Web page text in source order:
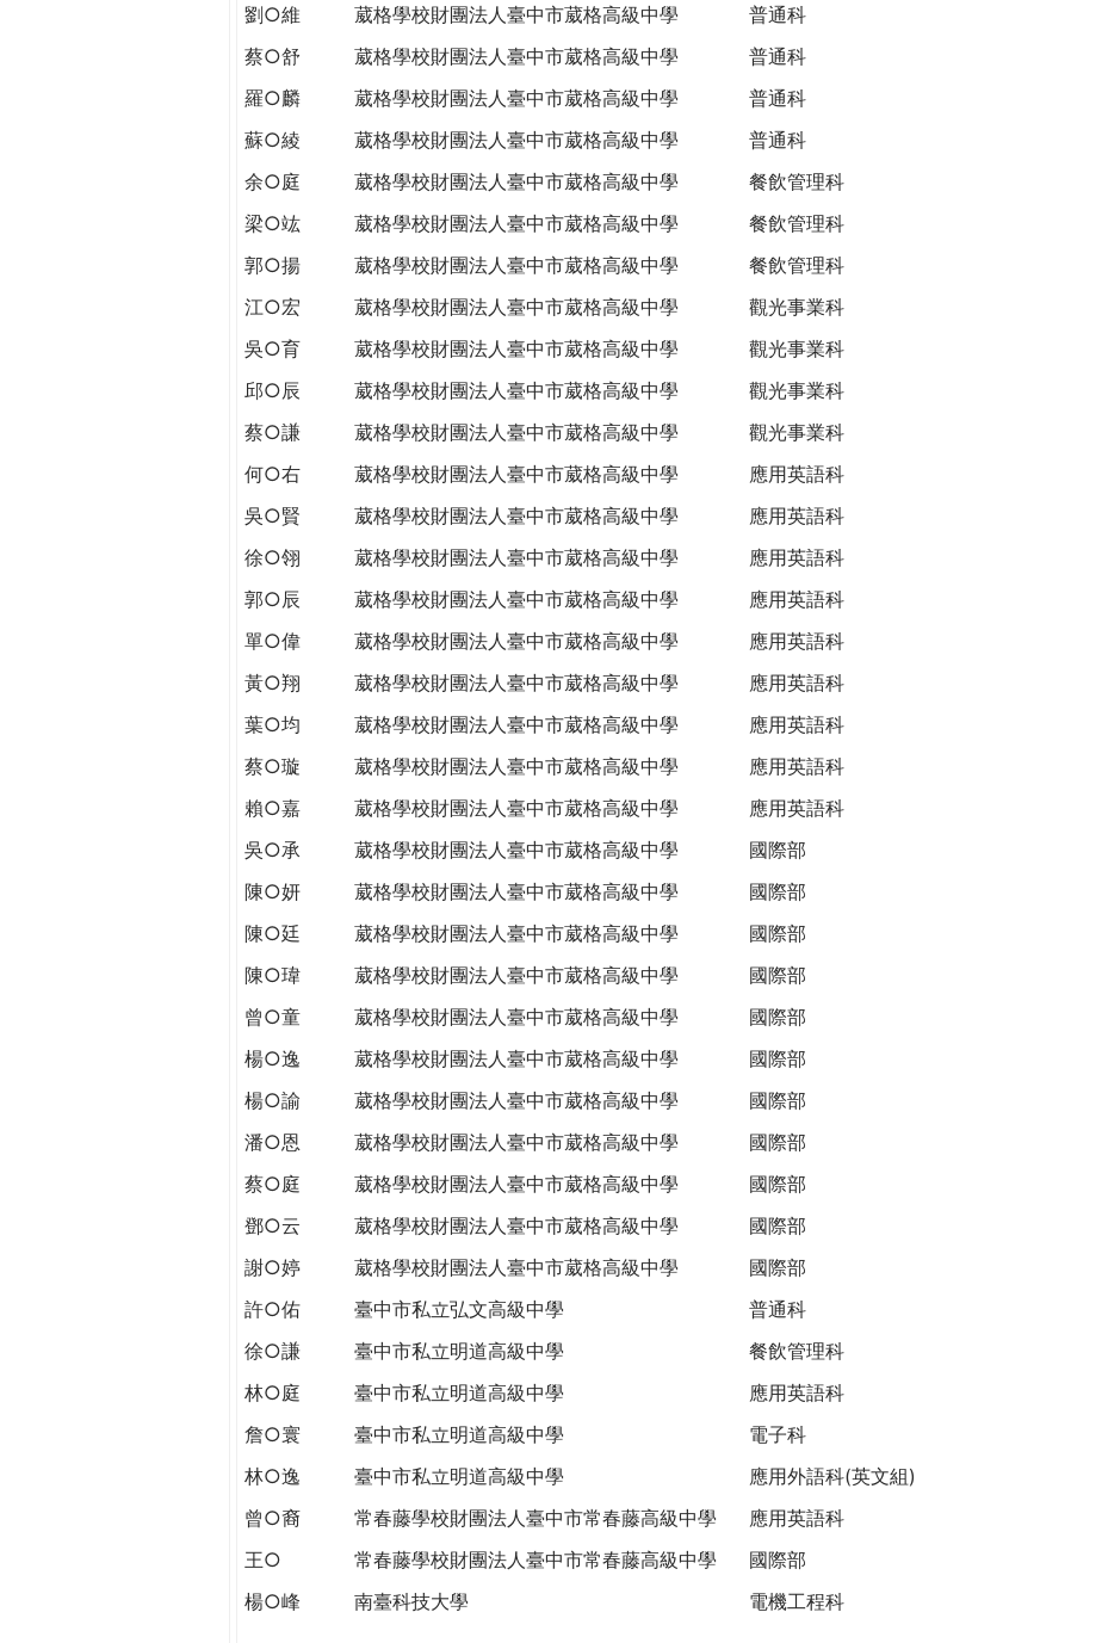
劉○維
葳格學校財團法人臺中市葳格高級中學
普通科
蔡○舒
葳格學校財團法人臺中市葳格高級中學
普通科
羅○麟
葳格學校財團法人臺中市葳格高級中學
普通科
蘇○綾
葳格學校財團法人臺中市葳格高級中學
普通科
余○庭
葳格學校財團法人臺中市葳格高級中學
餐飲管理科
梁○竑
葳格學校財團法人臺中市葳格高級中學
餐飲管理科
郭○揚
葳格學校財團法人臺中市葳格高級中學
餐飲管理科
江○宏
葳格學校財團法人臺中市葳格高級中學
觀光事業科
吳○育
葳格學校財團法人臺中市葳格高級中學
觀光事業科
邱○辰
葳格學校財團法人臺中市葳格高級中學
觀光事業科
蔡○謙
葳格學校財團法人臺中市葳格高級中學
觀光事業科
何○右
葳格學校財團法人臺中市葳格高級中學
應用英語科
吳○賢
葳格學校財團法人臺中市葳格高級中學
應用英語科
徐○翎
葳格學校財團法人臺中市葳格高級中學
應用英語科
郭○辰
葳格學校財團法人臺中市葳格高級中學
應用英語科
單○偉
葳格學校財團法人臺中市葳格高級中學
應用英語科
黃○翔
葳格學校財團法人臺中市葳格高級中學
應用英語科
葉○均
葳格學校財團法人臺中市葳格高級中學
應用英語科
蔡○璇
葳格學校財團法人臺中市葳格高級中學
應用英語科
賴○嘉
葳格學校財團法人臺中市葳格高級中學
應用英語科
吳○承
葳格學校財團法人臺中市葳格高級中學
國際部
陳○妍
葳格學校財團法人臺中市葳格高級中學
國際部
陳○廷
葳格學校財團法人臺中市葳格高級中學
國際部
陳○瑋
葳格學校財團法人臺中市葳格高級中學
國際部
曾○童
葳格學校財團法人臺中市葳格高級中學
國際部
楊○逸
葳格學校財團法人臺中市葳格高級中學
國際部
楊○諭
葳格學校財團法人臺中市葳格高級中學
國際部
潘○恩
葳格學校財團法人臺中市葳格高級中學
國際部
蔡○庭
葳格學校財團法人臺中市葳格高級中學
國際部
鄧○云
葳格學校財團法人臺中市葳格高級中學
國際部
謝○婷
葳格學校財團法人臺中市葳格高級中學
國際部
許○佑
臺中市私立弘文高級中學
普通科
徐○謙
臺中市私立明道高級中學
餐飲管理科
林○庭
臺中市私立明道高級中學
應用英語科
詹○寰
臺中市私立明道高級中學
電子科
林○逸
臺中市私立明道高級中學
應用外語科(英文組)
曾○裔
常春藤學校財團法人臺中市常春藤高級中學
應用英語科
王○
常春藤學校財團法人臺中市常春藤高級中學
國際部
楊○峰
南臺科技大學 電機工程科